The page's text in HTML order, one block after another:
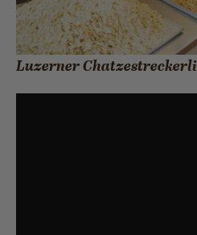
Luzerner Chatzestreckerli